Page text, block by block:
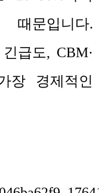
때문입니다.
긴급도, CBM·
장 경제적인